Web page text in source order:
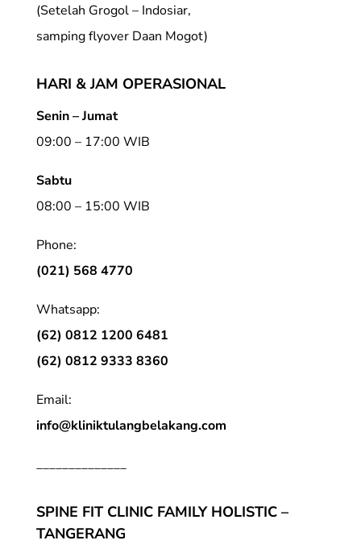
(Setelah Grogol – Indosiar,
samping flyover Daan Mogot)
HARI & JAM OPERASIONAL
Senin – Jumat
09:00 – 17:00 WIB
Sabtu
08:00 – 15:00 WIB
Phone:
(021) 568 4770
Whatsapp:
(62) 0812 1200 6481
(62) 0812 9333 8360
Email:
info@kliniktulangbelakang.com
______________
SPINE FIT CLINIC FAMILY HOLISTIC –
TANGERANG